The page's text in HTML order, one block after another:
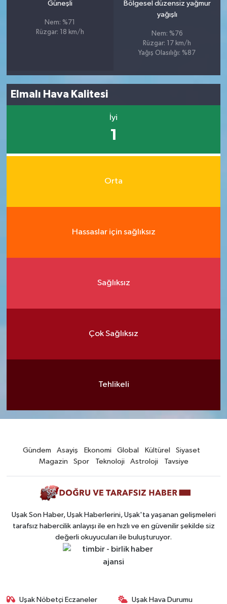
Güneşli
Nem: %71
Rüzgar: 18 km/h
Bölgesel düzensiz yağmur
yağışlı
Nem: %76
Rüzgar: 17 km/h
Yağış Olasılığı: %87
Elmalı Hava Kalitesi
İyi
1
Orta
Hassaslar için sağlıksız
Sağlıksız
Çok Sağlıksız
Tehlikeli
Gündem Asayiş Ekonomi Global Kültürel
Siyaset
Magazin
Spor Teknoloji Astroloji Tavsiye
Uşak Son Haber, Uşak Haberlerini, Uşak'ta yaşanan gelişmeleri
tarafsız habercilik anlayışı ile en hızlı ve en güvenilir şekilde siz
değerli okuyucuları ile buluşturuyor.
Uşak Nöbetçi Eczaneler Uşak Hava Durumu